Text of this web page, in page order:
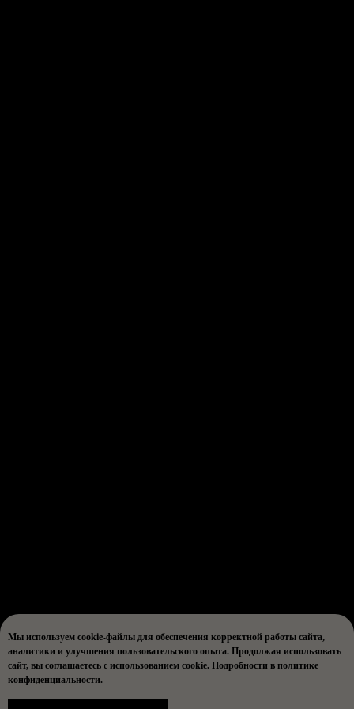
Мы используем cookie-файлы для обеспечения корректной работы сайта,
аналитики и улучшения пользовательского опыта. Продолжая использовать
сайт, вы соглашаетесь с использованием cookie. Подробности в политике
конфиденциальности.